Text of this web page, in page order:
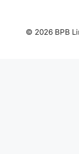
© 2026 BPB